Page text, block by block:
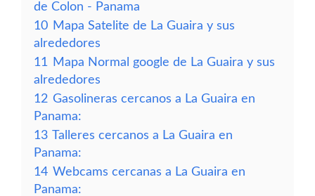
de Colon - Panama
10 Mapa Satelite de La Guaira y sus
alrededores
11
Mapa Normal google de La Guaira y sus
alrededores
12 Gasolineras cercanos a La Guaira en
Panama:
13 Talleres cercanos a La Guaira en
Panama:
14 Webcams cercanas a La Guaira en
Panama: